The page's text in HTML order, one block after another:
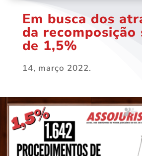
Em busca dos
da
de 1,5%
14, março 2022.